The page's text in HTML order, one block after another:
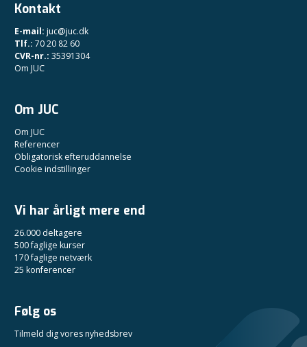
Kontakt
E-mail: juc@juc.dk
Tlf.: 70 20 82 60
CVR-nr.: 35391304
Om JUC
Om JUC
Om JUC
Referencer
Obligatorisk efteruddannelse
Cookie indstillinger
Vi har årligt mere end
26.000 deltagere
500 faglige kurser
170 faglige netværk
25 konferencer
Følg os
Tilmeld dig vores nyhedsbrev